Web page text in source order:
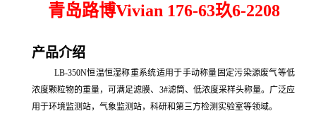
青岛路博Vivian 176-63玖6-2208
产品介绍
LB-350N恒温恒湿称重系统适用于手动称量固定污染源废气等低
浓度颗粒物的重量，可满足滤膜、3#滤筒、低浓度采样头称量。 广泛应
用于环境监测站，气象监测站，科研和第三方检测实验室等领域。